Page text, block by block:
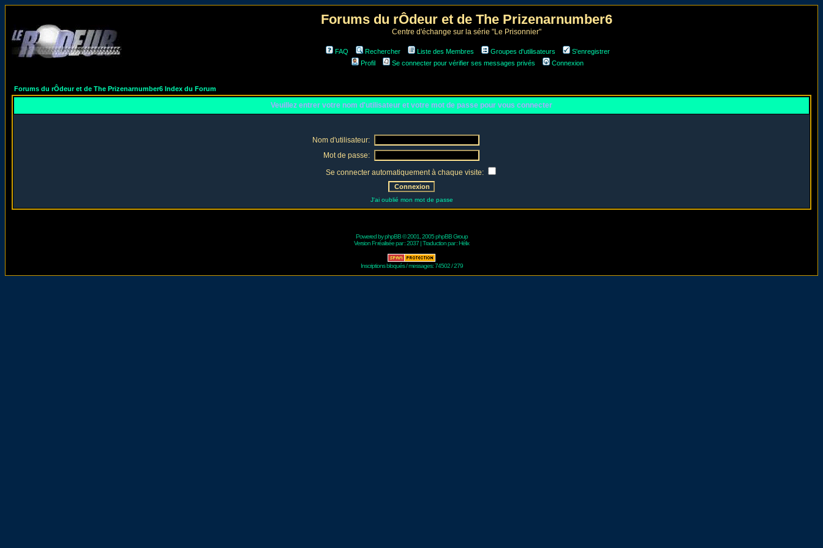
Forums du rÔdeur et de The Prizenarnumber6
Centre d'échange sur la série "Le Prisonnier"
FAQ Rechercher Liste des Membres Groupes d'utilisateurs
S'enregistrer
Profil
Se connecter pour vérifier ses messages privés Connexion
Forums du rÔdeur et de The Prizenarnumber6 Index du Forum
Veuillez entrer votre nom d'utilisateur et votre mot de passe pour vous connecter
Nom d'utilisateur:
Mot de passe:
Se connecter automatiquement à chaque visite:
J'ai oublié mon mot de passe
Powered byphpBB© 2001, 2005 phpBB Group
Version Fr réalisée par :2037 | Traduction par :Hélix
Inscriptions bloqués / messages: 74502 / 279